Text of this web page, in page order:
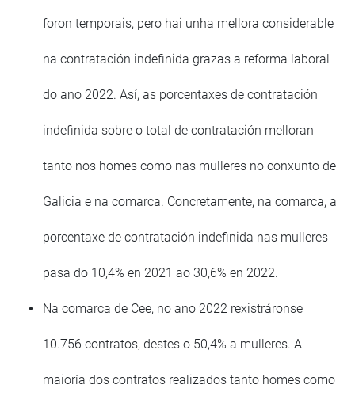
foron temporais, pero hai unha mellora considerable
na contratación indefinida grazas a reforma laboral
do ano 2022. Así, as porcentaxes de contratación
indefinida sobre o total de contratación melloran
tanto nos homes como nas mulleres no conxunto de
Galicia e na comarca. Concretamente, na comarca, a
porcentaxe de contratación indefinida nas mulleres
pasa do 10,4% en 2021 ao 30,6% en 2022.
Na comarca de Cee, no ano 2022 rexistráronse
10.756 contratos, destes o 50,4% a mulleres. A
maioría dos contratos realizados tanto homes como